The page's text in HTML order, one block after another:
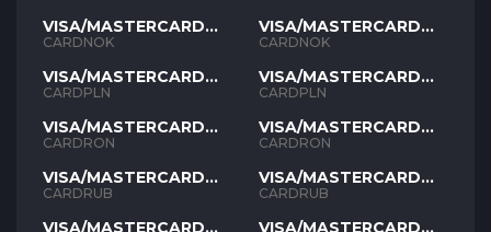
VISA/MASTERCARD
NOK
CARDNOK
VISA/MASTERCARD
PLN
CARDPLN
VISA/MASTERCARD
RON
CARDRON
VISA/MASTERCARD
RUB
CARDRUB
VISA/MASTERCARD
VISA/MASTERCARD
NOK
CARDNOK
VISA/MASTERCARD
PLN
CARDPLN
VISA/MASTERCARD
RON
CARDRON
VISA/MASTERCARD
RUB
CARDRUB
VISA/MASTERCARD